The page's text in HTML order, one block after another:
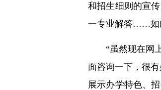
和招生细则的宣
一专业解答……如
“虽然现在网上
面咨询一下，很
展示办学特色、